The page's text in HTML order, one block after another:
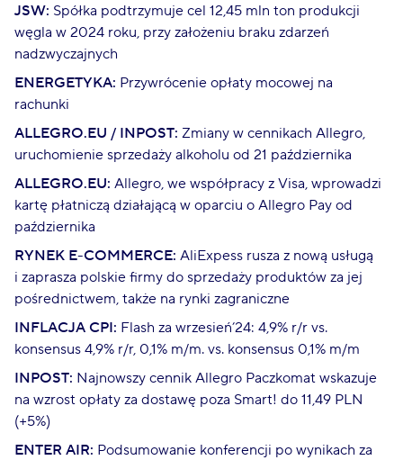
JSW: Spółka podtrzymuje cel 12,45 mln ton produkcji
węgla w 2024 roku, przy założeniu braku zdarzeń
nadzwyczajnych
ENERGETYKA: Przywrócenie opłaty mocowej na
rachunki
ALLEGRO.EU / INPOST: Zmiany w cennikach Allegro,
uruchomienie sprzedaży alkoholu od 21 października
ALLEGRO.EU: Allegro, we współpracy z Visa, wprowadzi
kartę płatniczą działającą w oparciu o Allegro Pay od
października
RYNEK E-COMMERCE: AliExpess rusza z nową usługą
i zaprasza polskie firmy do sprzedaży produktów za jej
pośrednictwem, także na rynki zagraniczne
INFLACJA CPI: Flash za wrzesień’24: 4,9% r/r vs.
konsensus 4,9% r/r, 0,1% m/m. vs. konsensus 0,1% m/m
INPOST: Najnowszy cennik Allegro Paczkomat wskazuje
na wzrost opłaty za dostawę poza Smart! do 11,49 PLN
(+5%)
ENTER AIR: Podsumowanie konferencji po wynikach za